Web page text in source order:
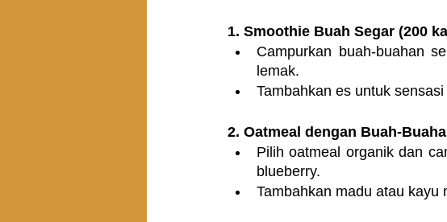
1. Smoothie Buah Segar (200
Campurkan buah-buahan
lemak.
Tambahkan es untuk
2. Oatmeal dengan Buah-
Pilih oatmeal organik dan
blueberry.
Tambahkan madu atau kayu